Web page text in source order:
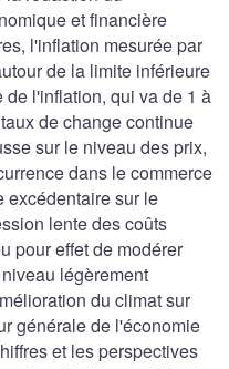
et financière
l'inflation mesurée par
de la limite inférieure
l'inflation, qui va de 1 à
de change continue
sur le niveau des prix,
dans le commerce
excédentaire sur le
lente des coûts
pour effet de modérer
légèrement
du climat sur
générale de l'économie
et les perspectives